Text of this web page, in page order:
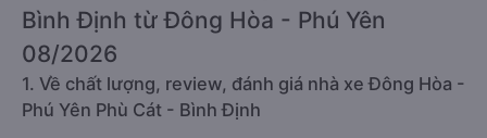
Bình Định từ Đông Hòa - Phú Yên
08/2026
1. Về chất lượng, review, đánh giá nhà xe Đông Hòa -
Phú Yên Phù Cát - Bình Định